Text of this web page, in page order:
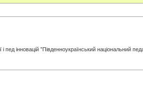
інновацій "Південноукраїнський національний